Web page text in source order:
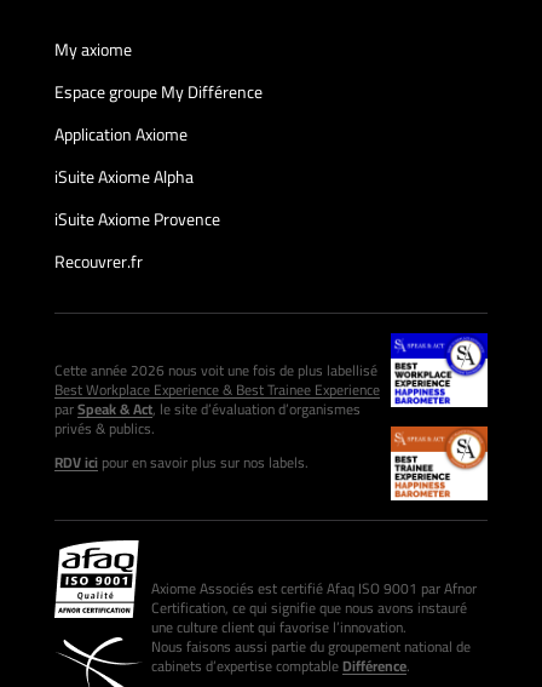
My axiome
Espace groupe My Différence
Application Axiome
iSuite Axiome Alpha
iSuite Axiome Provence
Recouvrer.fr
Cette année 2026 nous voit une fois de plus labellisé
Best Workplace Experience & Best Trainee Experience
parSpeak & Act, le site d’évaluation d’organismes
privés & publics.
RDV icipour en savoir plus sur nos labels.
Axiome Associés est certifié Afaq ISO 9001 par Afnor
Certification, ce qui signifie que nous avons instauré
une culture client qui favorise l’innovation.
Nous faisons aussi partie du groupement national de
cabinets d’expertise comptableDifférence.